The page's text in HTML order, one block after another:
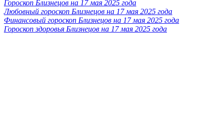
Гороскоп Близнецов на 17 мая 2025 года
Любовный гороскоп Близнецов на 17 мая 2025 года
Финансовый гороскоп Близнецов на 17 мая 2025 года
Гороскоп здоровья Близнецов на 17 мая 2025 года